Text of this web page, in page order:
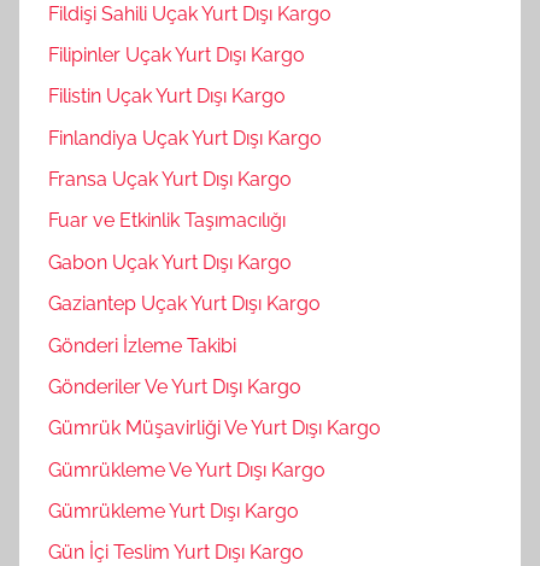
Fildişi Sahili Uçak Yurt Dışı Kargo
Filipinler Uçak Yurt Dışı Kargo
Filistin Uçak Yurt Dışı Kargo
Finlandiya Uçak Yurt Dışı Kargo
Fransa Uçak Yurt Dışı Kargo
Fuar ve Etkinlik Taşımacılığı
Gabon Uçak Yurt Dışı Kargo
Gaziantep Uçak Yurt Dışı Kargo
Gönderi İzleme Takibi
Gönderiler Ve Yurt Dışı Kargo
Gümrük Müşavirliği Ve Yurt Dışı Kargo
Gümrükleme Ve Yurt Dışı Kargo
Gümrükleme Yurt Dışı Kargo
Gün İçi Teslim Yurt Dışı Kargo